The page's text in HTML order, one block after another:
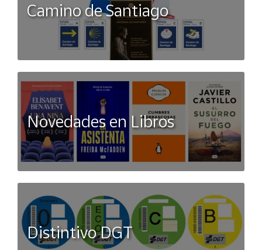
Camino de Santiago
Novedades en Libros
Distintivo DGT